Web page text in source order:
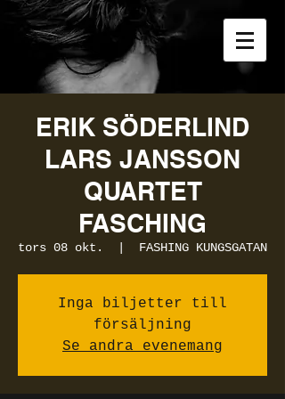
ERIK SÖDERLIND
LARS JANSSON
QUARTET
FASCHING
tors 08 okt. FASHING KUNGSGATAN
Inga biljetter till
försäljning
Se andra evenemang